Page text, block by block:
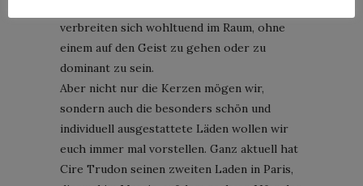
verbreiten sich wohltuend im Raum, ohne
einem auf den Geist zu gehen oder zu
dominant zu sein.
Aber nicht nur die Kerzen mögen wir,
sondern auch die besonders schön und
individuell ausgestattete Läden wollen wir
euch immer mal vorstellen. Ganz aktuell hat
Cire Trudon seinen zweiten Laden in Paris,